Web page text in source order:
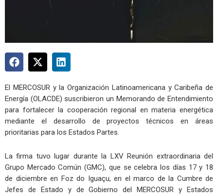
El MERCOSUR y la Organización Latinoamericana y Caribeña de
Energía (OLACDE) suscribieron un Memorando de Entendimiento
para fortalecer la cooperación regional en materia energética
mediante el desarrollo de proyectos técnicos en áreas
prioritarias para los Estados Partes.
La firma tuvo lugar durante la LXV Reunión extraordinaria del
Grupo Mercado Común (GMC), que se celebra los días 17 y 18
de diciembre en Foz do Iguaçu, en el marco de la Cumbre de
Jefes de Estado y de Gobierno del MERCOSUR y Estados